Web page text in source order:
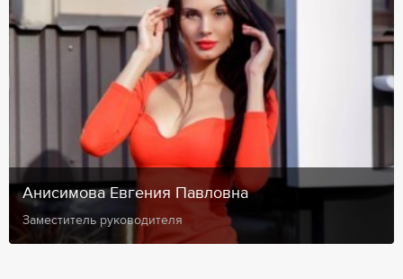
Анисимова Евгения Павловна
Заместитель руководителя